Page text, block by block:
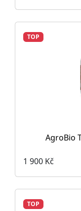
TOP
AgroBio
1 900 Kč
TOP